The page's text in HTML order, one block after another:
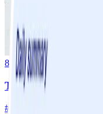
8
Tacos
#